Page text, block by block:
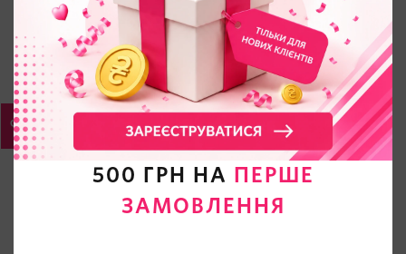
500 ГРН НА
ПЕРШЕ
ЗАМОВЛЕННЯ